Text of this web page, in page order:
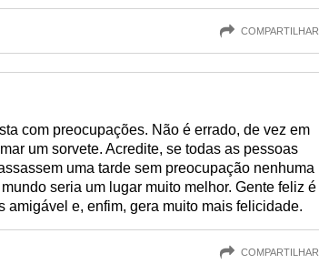
COMPARTILHAR
com preocupações. Não é errado, de vez em
um sorvete. Acredite, se todas as pessoas
uma tarde sem preocupação nenhuma
seria um lugar muito melhor. Gente feliz é
amigável e, enfim, gera muito mais felicidade.
COMPARTILHAR